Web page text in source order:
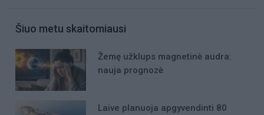
Šiuo metu skaitomiausi
Žemę užklups magnetinė audra:
nauja prognozė
Laive planuoja apgyvendinti 80